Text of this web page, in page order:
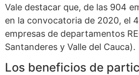
Vale destacar que, de las 904
en la convocatoria de 2020, el
empresas de departamentos
Santanderes y Valle del Cauca).
Los beneficios de